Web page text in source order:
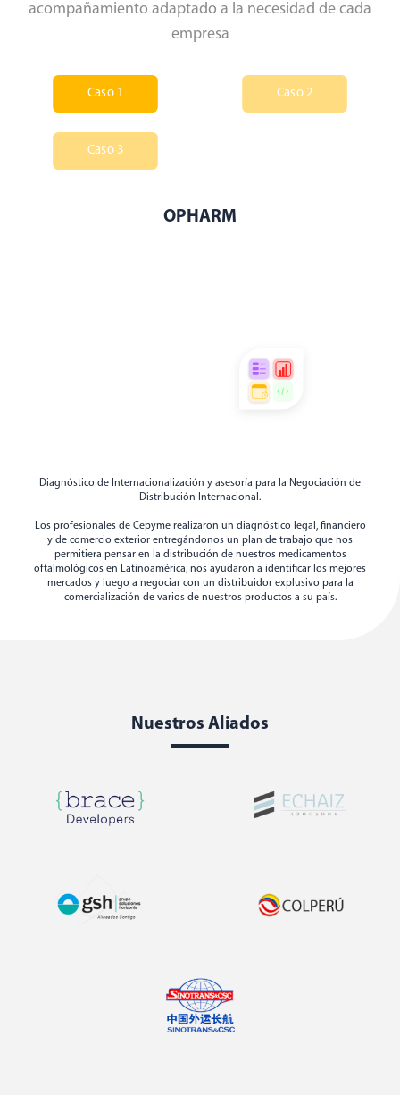
acompañamiento adaptado a la necesidad de cada
empresa
Caso 1 Caso 2
Caso 3
OPHARM
Diagnóstico de Internacionalización y asesoría para la Negociación de
Distribución Internacional.
Los profesionales de Cepyme realizaron un diagnóstico legal, financiero
y de comercio exterior entregándonos un plan de trabajo que nos
permitiera pensar en la distribución de nuestros medicamentos
oftalmológicos en Latinoamérica, nos ayudaron a identificar los mejores
mercados y luego a negociar con un distribuidor explusivo para la
comercialización de varios de nuestros productos a su país.
Nuestros Aliados